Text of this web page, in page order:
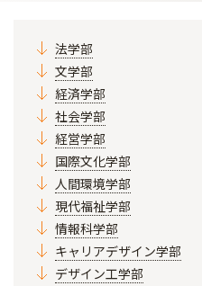
法学部
文学部
経済学部
社会学部
経営学部
国際文化学部
人間環境学部
現代福祉学部
情報科学部
キャリアデザイン学部
デザイン工学部